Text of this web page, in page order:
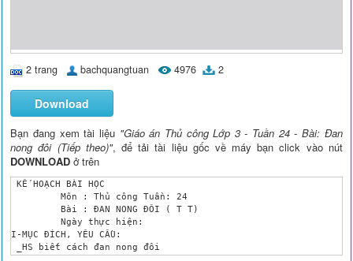
2 trang bachquangtuan 4976 2
Download
Bạn đang xem tài liệu "Giáo án Thủ công Lớp 3 - Tuần 24 - Bài: Đan
nong đôi (Tiếp theo)", để tải tài liệu gốc về máy bạn click vào nút
DOWNLOAD ở trên
KẾ HOẠCH BÀI HỌC
I-MỤC ĐÍCH, YÊU CẦU:
_HS biết cách đan nong đôi